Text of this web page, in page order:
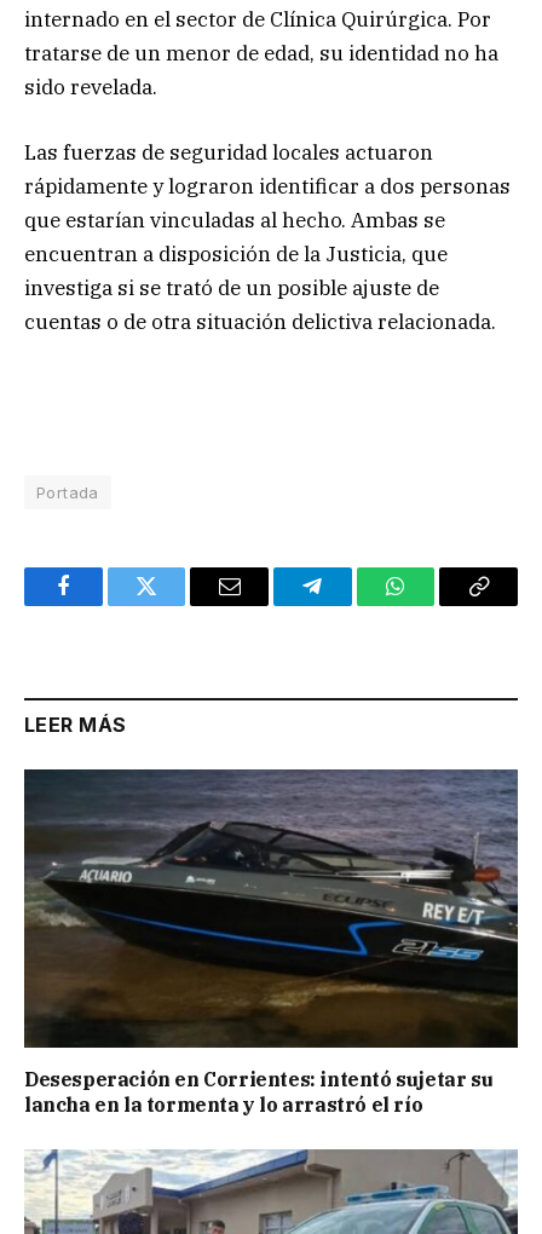
internado en el sector de Clínica Quirúrgica. Por
tratarse de un menor de edad, su identidad no ha
sido revelada.
Las fuerzas de seguridad locales actuaron
rápidamente y lograron identificar a dos personas
que estarían vinculadas al hecho. Ambas se
encuentran a disposición de la Justicia, que
investiga si se trató de un posible ajuste de
cuentas o de otra situación delictiva relacionada.
Portada
FacebookTwitter Email TelegramWhatsAppCopy
LEER MÁS
Desesperación en Corrientes: intentó sujetar su
lancha en la tormenta y lo arrastró el río